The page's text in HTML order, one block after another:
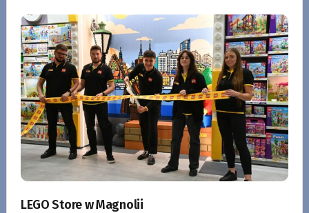
LEGO Store w Magnolii